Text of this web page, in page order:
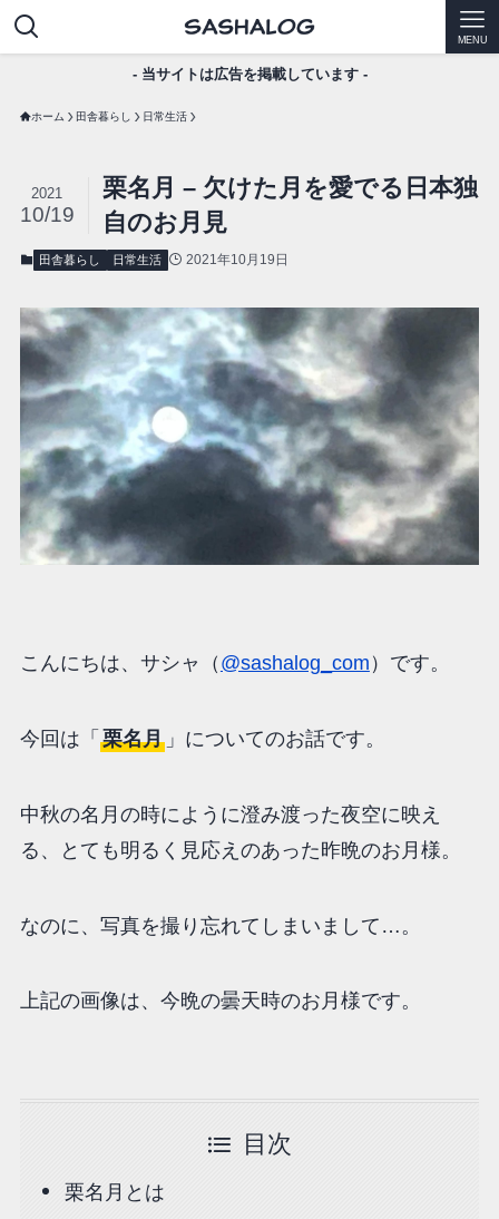
MENU
- 当サイトは広告を掲載しています -
ホーム 田舎暮らし 日常生活
栗名月 – 欠けた月を愛でる日本独
自のお月見
2021
10/19
田舎暮らし 日常生活 2021年10月19日
こんにちは、サシャ（ @sashalog_com ）です。
今回は「 栗名月」についてのお話です。
中秋の名月の時にように澄み渡った夜空に映え
る、とても明るく見応えのあった昨晩のお月様。
なのに、写真を撮り忘れてしまいまして…。
上記の画像は、今晩の曇天時のお月様です。
目次
栗名月とは